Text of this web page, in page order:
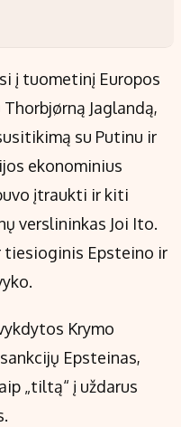
į tuometinį Europos
Jaglandą,
su Putinu ir
ekonominius
įtraukti ir kiti
verslininkas Joi Ito.
tiesioginis Epsteino ir
Krymo
Epsteinas,
„tiltą“ į uždarus